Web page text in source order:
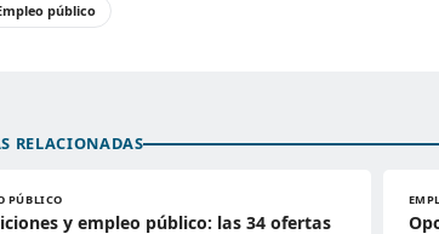
público
RELACIONADAS
PÚBLICO
y empleo público: las 34 ofertas